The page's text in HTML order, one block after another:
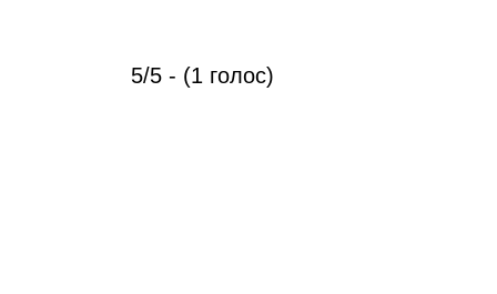
5/5 - (1 голос)